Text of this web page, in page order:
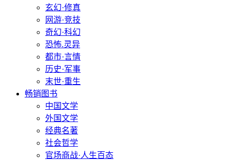
玄幻·修真
网游·竞技
奇幻·科幻
恐怖.灵异
都市·言情
历史·军事
末世·重生
畅销图书
中国文学
外国文学
经典名著
社会哲学
官场商战·人生百态